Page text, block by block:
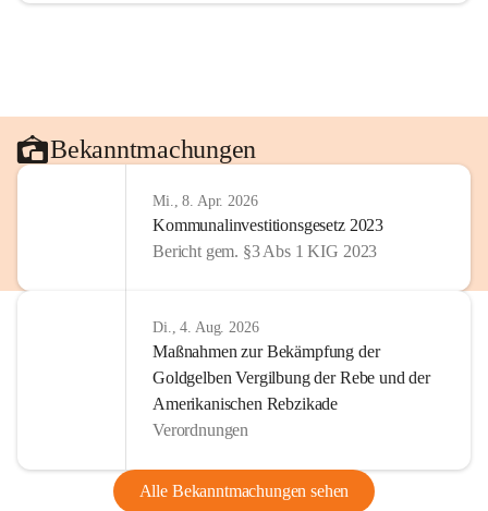
Bekanntmachungen
Mi., 8. Apr. 2026
Kommunalinvestitionsgesetz 2023
Bericht gem. §3 Abs 1 KIG 2023
Di., 4. Aug. 2026
Maßnahmen zur Bekämpfung der
Goldgelben Vergilbung der Rebe und der
Amerikanischen Rebzikade
Verordnungen
Alle Bekanntmachungen sehen